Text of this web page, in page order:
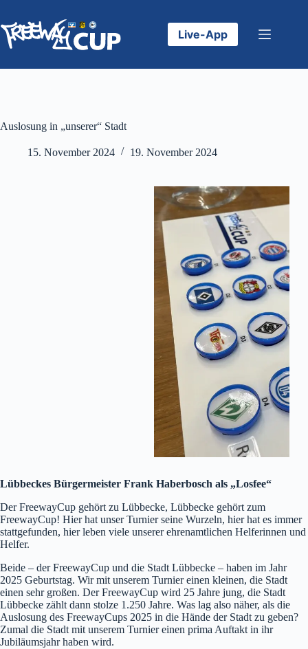
springen
Live-App
Auslosung in „unserer“ Stadt
15. November 2024 19. November 2024
Lübbeckes Bürgermeister Frank Haberbosch als „Losfee“
Der FreewayCup gehört zu Lübbecke, Lübbecke gehört zum
FreewayCup! Hier hat unser Turnier seine Wurzeln, hier hat es immer
stattgefunden, hier leben viele unserer ehrenamtlichen Helferinnen und
Helfer.
Beide – der FreewayCup und die Stadt Lübbecke – haben im Jahr
2025 Geburtstag. Wir mit unserem Turnier einen kleinen, die Stadt
einen sehr großen. Der FreewayCup wird 25 Jahre jung, die Stadt
Lübbecke zählt dann stolze 1.250 Jahre. Was lag also näher, als die
Auslosung des FreewayCups 2025 in die Hände der Stadt zu geben?
Zumal die Stadt mit unserem Turnier einen prima Auftakt in ihr
Jubiläumsjahr haben wird.